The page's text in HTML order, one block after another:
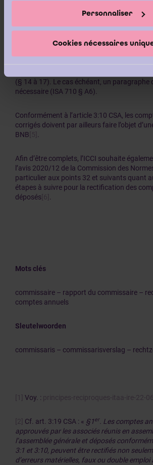
Personnaliser
Cookies nécessaires
professionnel et sur les éléments probants
s’il peut réutiliser certains travaux
ou si un nouvel audit complet des
[4]
(§ 14 à 17). Le cas échéant, un paragraphe
nécessaire (ISA 710 § A6).
Conformément à l’article 3:10 CSA, les
corrigés doivent par ailleurs faire l’objet
BNB [5]
Afin d’être complets, l’ICCI souhaite
l’avis 2020/12 de la Commission des
particulier aux points 32 et suivants quant
étapes à suivre pour la rectification des
déposés [6]
Mots clés
commissaire – rapport du commissaire –
comptes annuels
Sleutelwoorden
commissaris – commissarisverslag –
[1] Voy. : principes-reciproques-itaa-ire-22-
[2] Cf. art. 3:19 CSA : « §1er. Les comptes
approuvés par les associés réunis en
l’assemblée générale et déposés
3:1 et 3:10, peuvent être rectifiés non
d’erreurs matérielles, faux ou double emploi